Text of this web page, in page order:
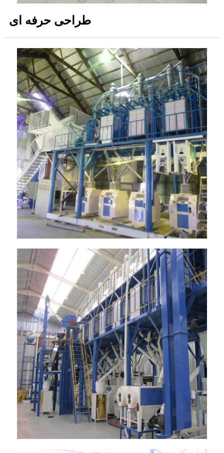
طراحی حرفه ای